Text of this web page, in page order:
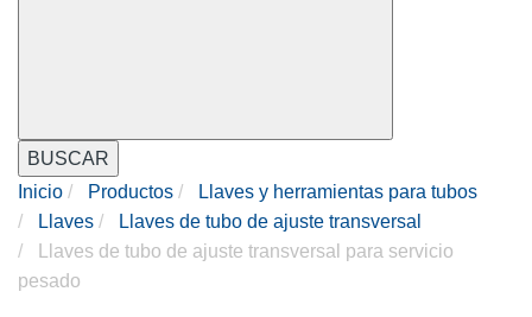
BUSCAR
Inicio
Productos
Llaves y herramientas para tubos
Llaves
Llaves de tubo de ajuste transversal
Llaves de tubo de ajuste transversal para servicio
pesado